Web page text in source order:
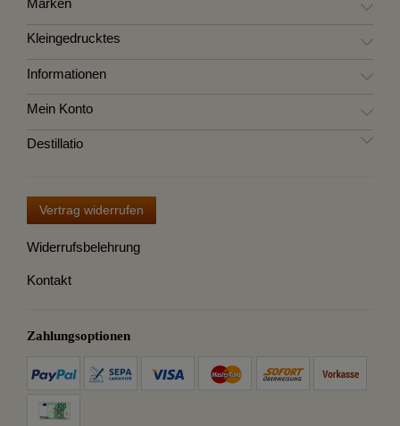
Marken
Kleingedrucktes
Informationen
Mein Konto
Destillatio
Vertrag widerrufen
Widerrufsbelehrung
Kontakt
Zahlungsoptionen